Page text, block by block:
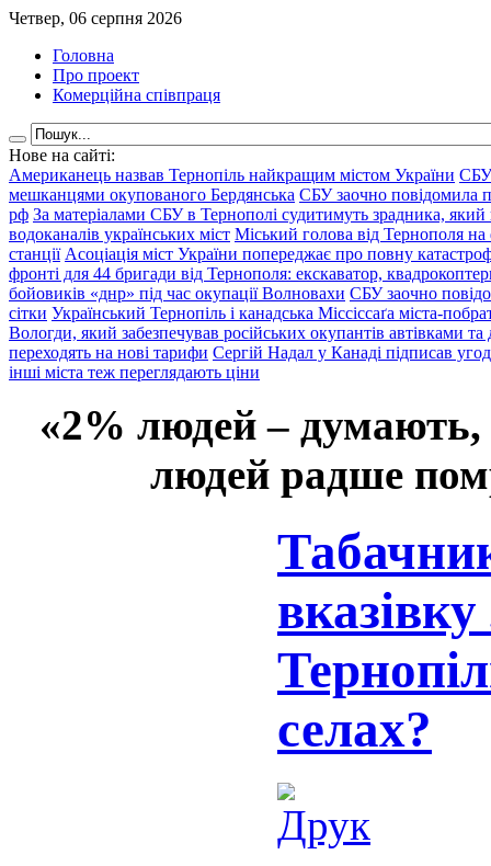
Четвер, 06 серпня 2026
Головна
Про проект
Комерційна співпраця
Нове на сайті:
Американець назвав Тернопіль найкращим містом України СБУ
мешканцями окупованого Бердянська СБУ заочно повідомила
рф За матеріалами СБУ в Тернополі судитимуть зрадника, який
водоканалів українських міст Міський голова від Тернополя
станції Асоціація міст України попереджає про повну
фронті для 44 бригади від Тернополя: екскаватор,
бойовиків «днр» під час окупації Волновахи СБУ заочно
сітки Український Тернопіль і канадська Міссіссаґа міста-
Вологди, який забезпечував російських окупантів автівками
переходять на нові тарифи Сергій Надал у Канаді підписав
інші міста теж переглядають ціни
«2% людей –
людей радше
селах?